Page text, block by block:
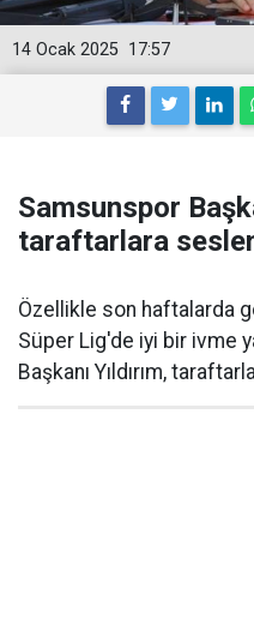
17:57
14 Ocak 2025
Samsunspor
taraftarlara
Özellikle son haftalarda
Süper Lig'de iyi bir ivme
Başkanı Yıldırım,